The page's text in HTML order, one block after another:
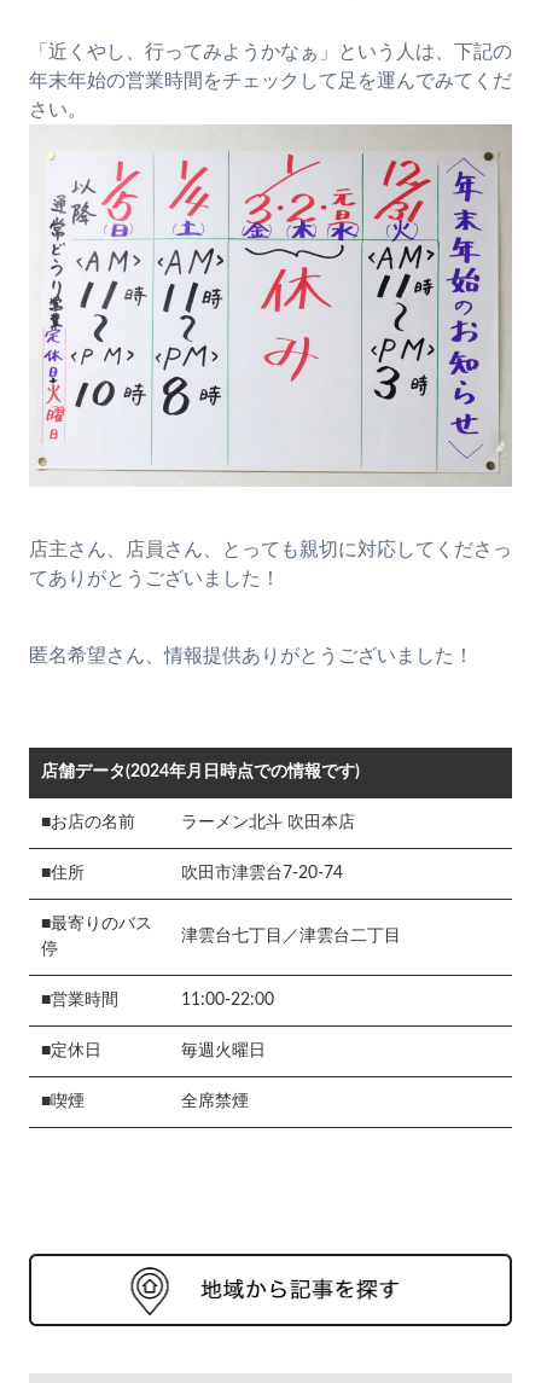
「近くやし、行ってみようかなぁ」という人は、下記の
年末年始の営業時間をチェックして足を運んでみてくだ
さい。
店主さん、店員さん、とっても親切に対応してくださっ
てありがとうございました！
匿名希望さん、情報提供ありがとうございました！
店舗データ(2024年月日時点での情報です)
■お店の名前 ラーメン北斗 吹田本店
■住所 吹田市津雲台7-20-74
■最寄りのバス
停
津雲台七丁目／津雲台二丁目
■営業時間 11:00-22:00
■定休日 毎週火曜日
■喫煙 全席禁煙